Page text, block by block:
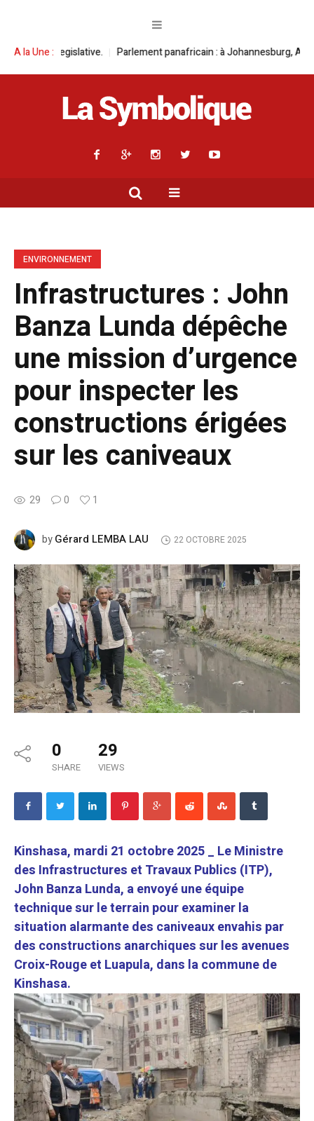
A la Une :panafricain : à Johannesburg, Aimé Boji Sangara multiplie les
ENVIRONNEMENT
Infrastructures : John
Banza Lunda dépêche
une mission d’urgence
pour inspecter les
constructions érigées
sur les caniveaux
29 0 1
byGérard LEMBA LAU 22 OCTOBRE 2025
0
SHARE
29
VIEWS
Kinshasa, mardi 21 octobre 2025 _ Le Ministre
des Infrastructures et Travaux Publics (ITP),
John Banza Lunda, a envoyé une équipe
technique sur le terrain pour examiner la
situation alarmante des caniveaux envahis par
des constructions anarchiques sur les avenues
Croix-Rouge et Luapula, dans la commune de
Kinshasa.